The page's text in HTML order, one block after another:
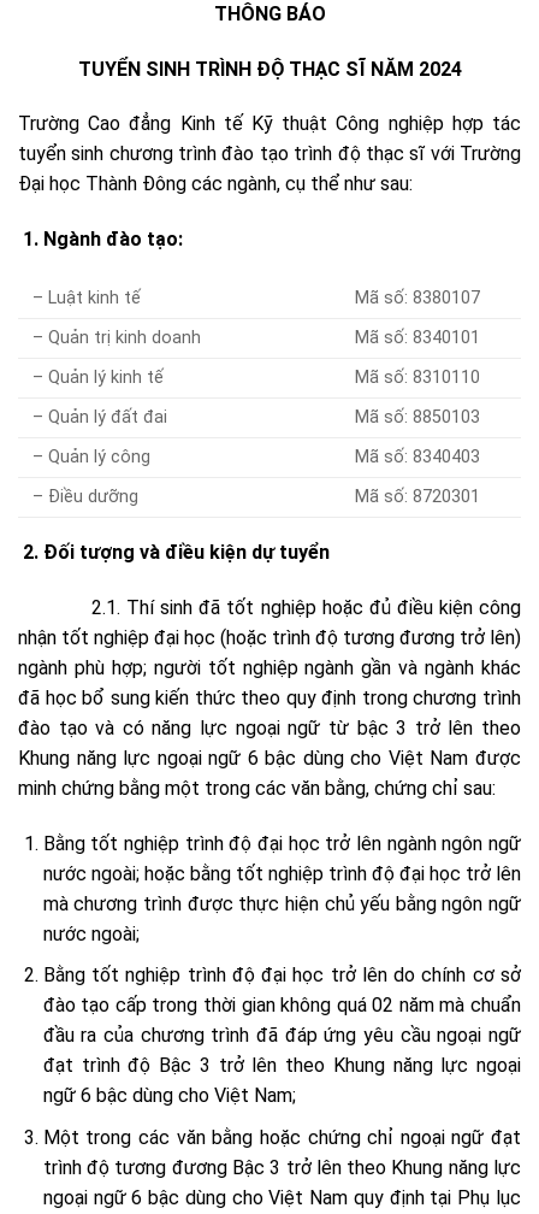
THÔNG BÁO
TUYỂN SINH TRÌNH ĐỘ THẠC SĨ NĂM 2024
Trường Cao đẳng Kinh tế Kỹ thuật Công nghiệp hợp tác
tuyển sinh chương trình đào tạo trình độ thạc sĩ với Trường
Đại học Thành Đông các ngành, cụ thể như sau:
1. Ngành đào tạo:
– Luật kinh tế
Mã số: 8380107
– Quản trị kinh doanh
Mã số: 8340101
– Quản lý kinh tế
Mã số: 8310110
– Quản lý đất đai
Mã số: 8850103
– Quản lý công
Mã số: 8340403
– Điều dưỡng
Mã số: 8720301
2. Đối tượng và điều kiện dự tuyển
2.1. Thí sinh đã tốt nghiệp hoặc đủ điều kiện công
nhận tốt nghiệp đại học (hoặc trình độ tương đương trở lên)
ngành phù hợp; người tốt nghiệp ngành gần và ngành khác
đã học bổ sung kiến thức theo quy định trong chương trình
đào tạo và có năng lực ngoại ngữ từ bậc 3 trở lên theo
Khung năng lực ngoại ngữ 6 bậc dùng cho Việt Nam được
minh chứng bằng một trong các văn bằng, chứng chỉ sau:
Bằng tốt nghiệp trình độ đại học trở lên ngành ngôn ngữ
nước ngoài; hoặc bằng tốt nghiệp trình độ đại học trở lên
mà chương trình được thực hiện chủ yếu bằng ngôn ngữ
nước ngoài;
Bằng tốt nghiệp trình độ đại học trở lên do chính cơ sở
đào tạo cấp trong thời gian không quá 02 năm mà chuẩn
đầu ra của chương trình đã đáp ứng yêu cầu ngoại ngữ
đạt trình độ Bậc 3 trở lên theo Khung năng lực ngoại
ngữ 6 bậc dùng cho Việt Nam;
Một trong các văn bằng hoặc chứng chỉ ngoại ngữ đạt
trình độ tương đương Bậc 3 trở lên theo Khung năng lực
ngoại ngữ 6 bậc dùng cho Việt Nam quy định tại Phụ lục